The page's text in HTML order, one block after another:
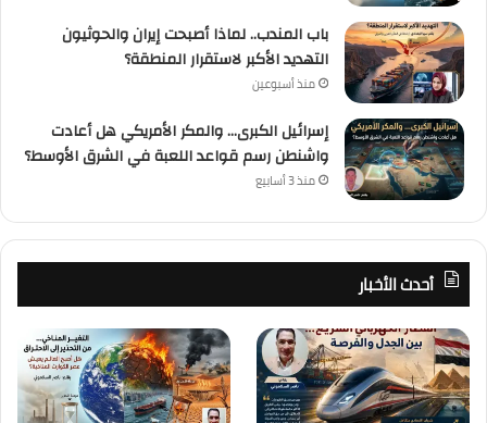
باب المندب.. لماذا أصبحت إيران والحوثيون
التهديد الأكبر لاستقرار المنطقة؟
منذ أسبوعين
إسرائيل الكبرى… والمكر الأمريكي هل أعادت
واشنطن رسم قواعد اللعبة في الشرق الأوسط؟
منذ 3 أسابيع
أحدث الأخبار